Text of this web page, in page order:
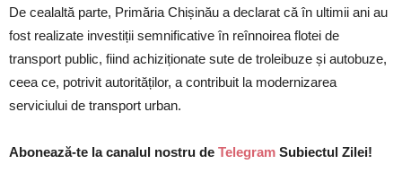
De cealaltă parte, Primăria Chișinău a declarat că în ultimii ani au
fost realizate investiții semnificative în reînnoirea flotei de
transport public, fiind achiziționate sute de troleibuze și autobuze,
ceea ce, potrivit autorităților, a contribuit la modernizarea
serviciului de transport urban.
Abonează-te la canalul nostru de Telegram Subiectul Zilei!